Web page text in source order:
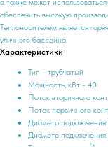
а также может использоваться
обеспечить высокую
Теплоносителем является
уличного бассейна.
Характеристики
Тип - трубчатый
Мощность, кВт - 40
Поток вторичного
Поток первичного
Диаметр подключения
Диаметр